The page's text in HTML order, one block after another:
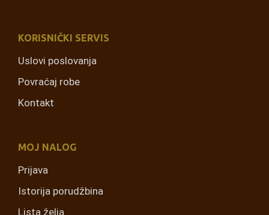
KORISNIČKI SERVIS
Uslovi poslovanja
Povraćaj robe
Kontakt
MOJ NALOG
Prijava
Istorija porudžbina
Lista želja